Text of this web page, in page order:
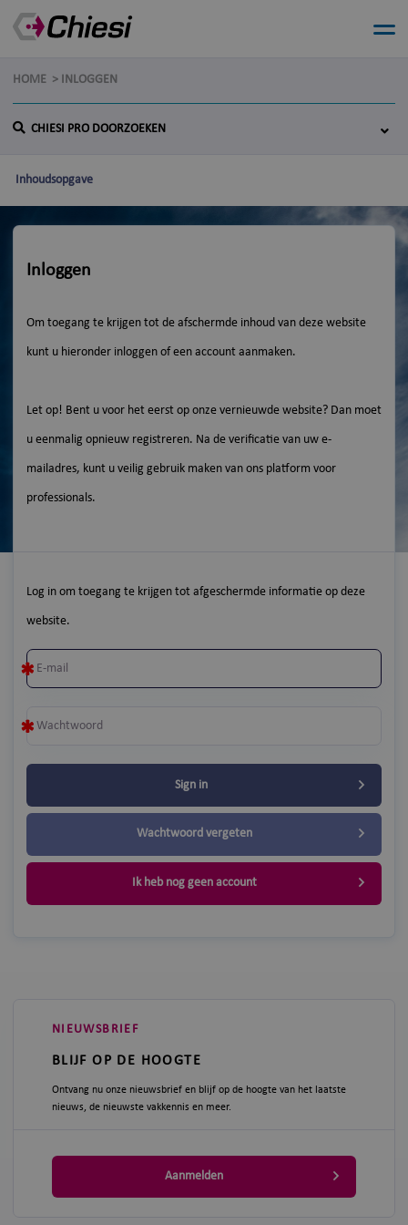
HOME INLOGGEN
CHIESI PRO DOORZOEKEN
Inhoudsopgave
Inloggen
Om toegang te krijgen tot de afschermde inhoud van deze website
kunt u hieronder inloggen of een account aanmaken.
Let op! Bent u voor het eerst op onze vernieuwde website? Dan moet
u eenmalig opnieuw registreren. Na de verificatie van uw e-
mailadres, kunt u veilig gebruik maken van ons platform voor
professionals.
Log in om toegang te krijgen tot afgeschermde informatie op deze
website.
Sign in
Wachtwoord vergeten
Ik heb nog geen account
NIEUWSBRIEF
BLIJF OP DE HOOGTE
Ontvang nu onze nieuwsbrief en blijf op de hoogte van het laatste
nieuws, de nieuwste vakkennis en meer.
Aanmelden